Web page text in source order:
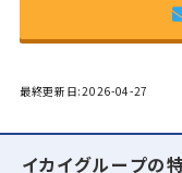
最終更新日:2026-04-27
イカイグループの